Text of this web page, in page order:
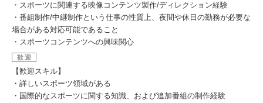
・スポーツに関連する映像コンテンツ製作/ディレクション経験
・番組制作/中継制作という仕事の性質上、夜間や休日の勤務が必要な
場合がある対応可能であること
・スポーツコンテンツへの興味関心
歓迎
【歓迎スキル】
・詳しいスポーツ領域がある
・国際的なスポーツに関する知識、および追加番組の制作経験